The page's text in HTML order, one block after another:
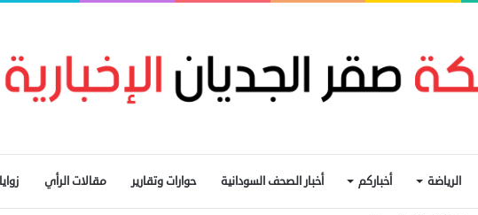
الرياضة أخباركم أخبار الصحف السودانية حوارات وتقارير مقالات الرأي